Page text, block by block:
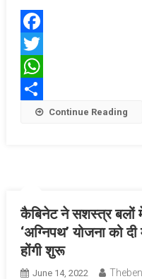
Facebook
Twitter
WhatsApp
Share Continue Reading
कैबिनेट ने सशस्त्र बलों
‘अग्निपथ’ योजना को
होंगी शुरू
June 14, 2022